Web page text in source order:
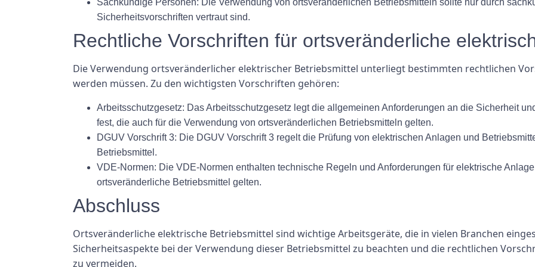
Sachkundige Personen: Die Verwendung von ortsveränderlichen Betriebsmitteln sollte nur durch
Sicherheitsvorschriften vertraut sind.
Rechtliche Vorschriften für ortsveränderliche
Die Verwendung ortsveränderlicher elektrischer Betriebsmittel unterliegt bestimmten rechtlichen
werden müssen. Zu den wichtigsten Vorschriften gehören:
Arbeitsschutzgesetz: Das Arbeitsschutzgesetz legt die allgemeinen Anforderungen an die Sicherheit
fest, die auch für die Verwendung von ortsveränderlichen Betriebsmitteln gelten.
DGUV Vorschrift 3: Die DGUV Vorschrift 3 regelt die Prüfung von elektrischen Anlagen und
Betriebsmittel.
VDE-Normen: Die VDE-Normen enthalten technische Regeln und Anforderungen für elektrische
ortsveränderliche Betriebsmittel gelten.
Abschluss
Ortsveränderliche elektrische Betriebsmittel sind wichtige Arbeitsgeräte, die in vielen Branchen
Sicherheitsaspekte bei der Verwendung dieser Betriebsmittel zu beachten und die rechtlichen
zu vermeiden.